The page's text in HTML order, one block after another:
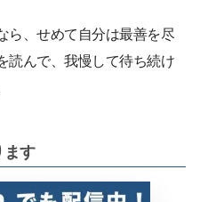
ら、せめて自分は最善を尽
読んで、我慢して待ち続け
ます